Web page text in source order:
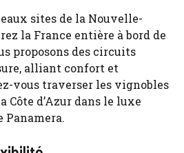
sites de la Nouvelle-
la France entière à bord de
proposons des circuits
alliant confort et
vous traverser les vignobles
Côte d’Azur dans le luxe
Panamera.